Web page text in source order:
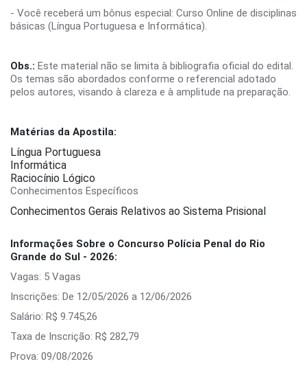
- Você receberá um bônus especial: Curso Online de disciplinas
básicas (Língua Portuguesa e Informática).
Obs.: Este material não se limita à bibliografia oficial do edital.
Os temas são abordados conforme o referencial adotado
pelos autores, visando à clareza e à amplitude na preparação.
Matérias da Apostila:
Língua Portuguesa
Informática
Raciocínio Lógico
Conhecimentos Específicos
Conhecimentos Gerais Relativos ao Sistema Prisional
Informações Sobre o Concurso Polícia Penal do Rio
Grande do Sul - 2026:
Vagas: 5 Vagas
Inscrições: De 12/05/2026 a 12/06/2026
Salário: R$ 9.745,26
Taxa de Inscrição: R$ 282,79
Prova: 09/08/2026